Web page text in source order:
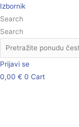
Skip
to
content
Izbornik
Search
Search
Prijavi se
0,00 € 0 Cart
Čestitka
br.
4103
količina